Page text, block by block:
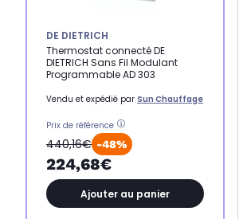
DE DIETRICH
Thermostat connecté DE
DIETRICH Sans Fil Modulant
Programmable AD 303
Vendu et expédié par Sun Chauffage
Prix de référence
440,16€ -48%
224,68€
Ajouter au panier